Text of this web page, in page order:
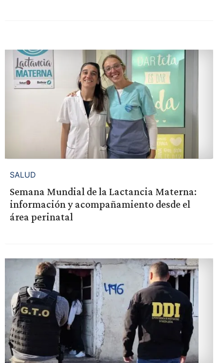
SALUD
Semana Mundial de la Lactancia Materna:
información y acompañamiento desde el
área perinatal